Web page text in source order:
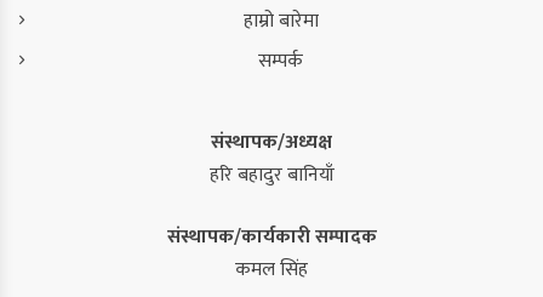
हाम्रो बारेमा
सम्पर्क
संस्थापक/अध्यक्ष
हरि बहादुर बानियाँ
संस्थापक/कार्यकारी सम्पादक
कमल सिंह